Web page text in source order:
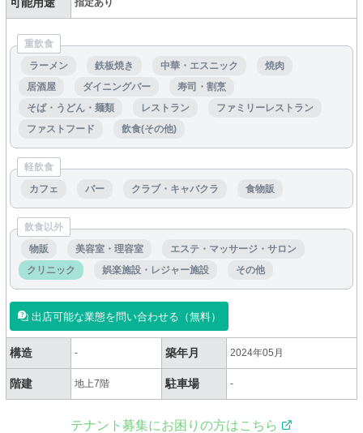
指定あり
重飲食
ラーメン
鉄板焼き 中華・エスニック
焼肉
居酒屋
ダイニングバー
寿司・割烹
そば・うどん・麺類
レストラン
ファミリーレストラン
ファストフード
飲食(その他)
軽飲食
カフェ
バー クラブ・キャバクラ 食物販
飲食以外
物販
美容室・理容室
エステ・マッサージ・サロン
クリニック
娯楽施設・レジャー施設 その他
出店可能な業態を問い合わせる（無料）
構造 - 築年月 2024年05月
階建 地上7階 駐車場 -
テナント募集にお困りの方はこちら